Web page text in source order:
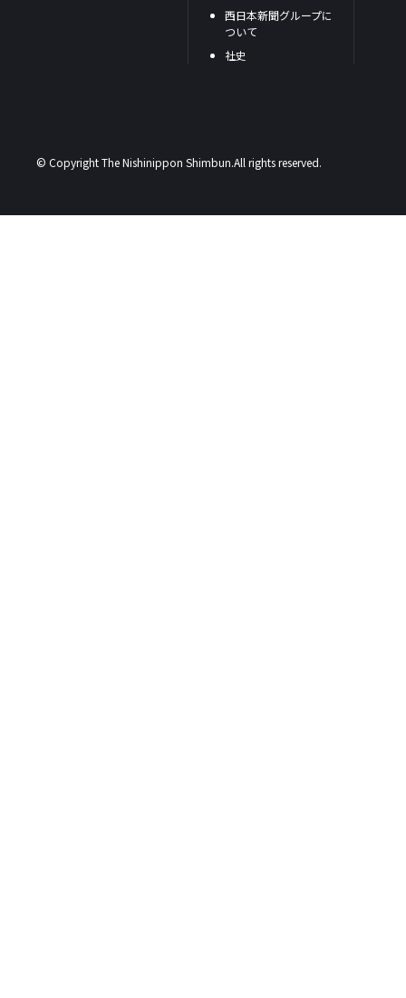
西日本新聞グループに
ついて
社史
© Copyright The Nishinippon Shimbun.All rights reserved.